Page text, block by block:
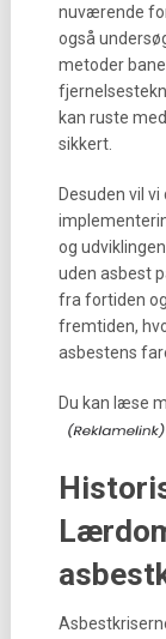
nuværende
også
metoder
kan ruste
sikkert.
Desuden vil
og
uden asbest
fra fortiden
fremtiden,
asbestens
Du kan læse